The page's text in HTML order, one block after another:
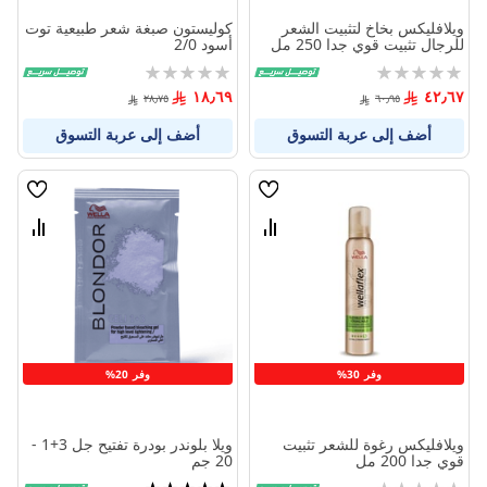
ويلافليكس بخاخ لتثبيت الشعر
للرجال تثبيت قوي جدا 250 مل
Rating:
0%
٤٢٫٦٧ ٦٠٫٩٥
أضف إلى عربة التسوق
كوليستون صبغة شعر طبيعية توت
أسود 2/0
Rating:
0%
١٨٫٦٩ ٢٨٫٧٥
أضف إلى عربة التسوق
وفر 30%
قائمة
قارن
ويلافليكس رغوة للشعر تثبيت
قوي جدا 200 مل
وفر 20%
قائمة
قارن
ويلا بلوندر بودرة تفتيح جل 3+1 -
20 جم